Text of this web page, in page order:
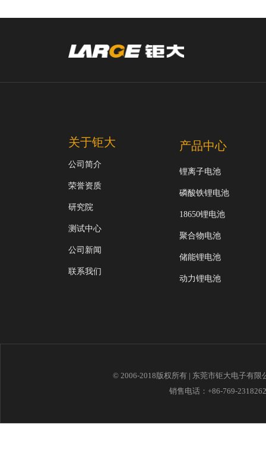
关于钜大
公司简介
荣誉资质
研究院
测试中心
公司新闻
联系我们
产品中心
锂离子电池
磷酸铁锂电池
18650锂电池
聚合物电池
储能锂电池
动力锂电池
© 2006-2018版权所有 | 东莞市钜大电子有
销售电话：+86-769-